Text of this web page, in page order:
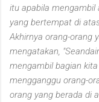
itu apabila mengambil
yang bertempat di
Akhirnya orang-orang
mengatakan,
mengambil bagian
mengganggu orang-
orang yang berada di